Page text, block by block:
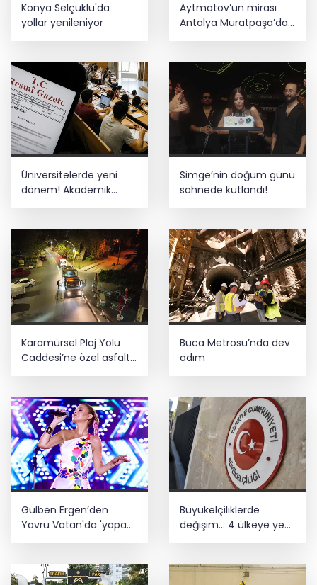
Bursa Keles'te Fetih coşkusu
yolları yeniliyor
Konya Selçuklu'da
yollar yenileniyor
Aytmatov’un mirası
Antalya Muratpaşa’da
büyüyor
Üniversitelerde yeni
dönem! Akademik
sahtekârlığa hapis,
Simge’nin doğum günü
sahnede kutlandı!
Karamürsel Plaj Yolu
Caddesi’ne özel asfalt
Buca Metrosu’nda dev
adım
Gülben Ergen’den
Yavru Vatan'da 'yapay
zekâ' çıkışı
Büyükelçiliklerde
değişim... 4 ülkeye yeni
atama